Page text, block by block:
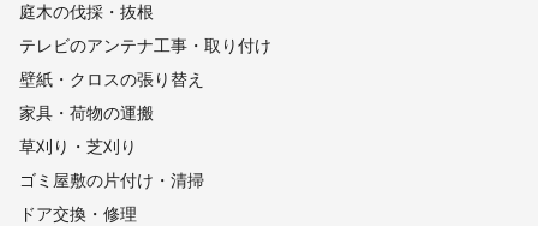
で、
映像を通じて“かたち”として未来に残せる力があるからです。
K.S Createでは、まず“人の話を聞くこと”からスタートします。
どんな想いがあるのか、どんなふうに伝えたいのか。
ご依頼者の背景や言葉を丁寧に汲み取りながら、
また、私は撮影・編集だけでなく、「文章設計・コンセプトづく
庭木の伐採・抜根
テレビのアンテナ工事・取り付け
壁紙・クロスの張り替え
家具・荷物の運搬
草刈り・芝刈り
ゴミ屋敷の片付け・清掃
ドア交換・修理